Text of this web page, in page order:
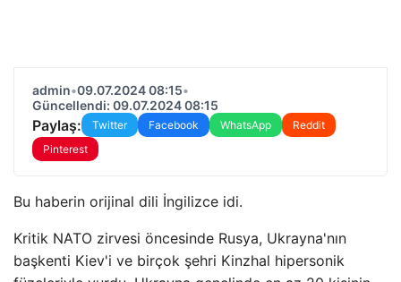
admin•09.07.2024 08:15•
Güncellendi: 09.07.2024 08:15
Paylaş: Twitter Facebook WhatsApp
Reddit
Pinterest
Bu haberin orijinal dili İngilizce idi.
Kritik NATO zirvesi öncesinde Rusya, Ukrayna'nın
başkenti Kiev'i ve birçok şehri Kinzhal hipersonik